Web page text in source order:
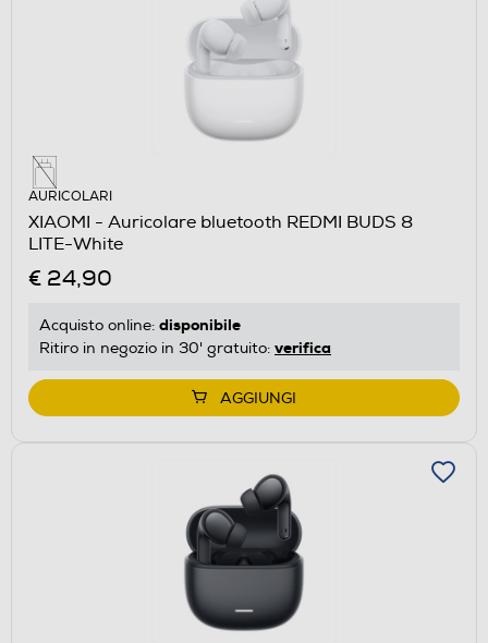
AURICOLARI
XIAOMI - Auricolare bluetooth REDMI BUDS 8
LITE-White
€ 24,90
Acquisto online: disponibile
Ritiro in negozio in 30' gratuito: verifica
AGGIUNGI